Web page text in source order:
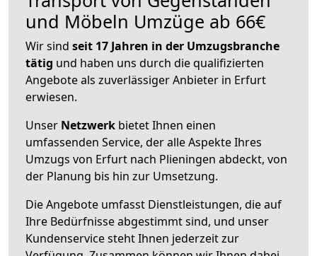
und Möbeln Umzüge ab 66€
Wir sind seit 17 Jahren in der Umzugsbranche
tätig und haben uns durch die qualifizierten
Angebote als zuverlässiger Anbieter in Erfurt
erwiesen.
Unser Netzwerk bietet Ihnen einen
umfassenden Service, der alle Aspekte Ihres
Umzugs von Erfurt nach Plieningen abdeckt, von
der Planung bis hin zur Umsetzung.
Die Angebote umfasst Dienstleistungen, die auf
Ihre Bedürfnisse abgestimmt sind, und unser
Kundenservice steht Ihnen jederzeit zur